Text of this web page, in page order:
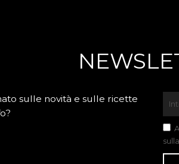
sulle novità e sulle ricette